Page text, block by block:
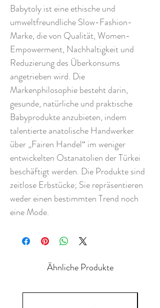
Babytoly ist eine ethische und
umweltfreundliche Slow-Fashion-
Marke, die von Qualität, Women-
Empowerment, Nachhaltigkeit und
Reduzierung des Überkonsums
angetrieben wird. Die
Markenphilosophie besteht darin,
gesunde, natürliche und praktische
Babyprodukte anzubieten, indem
talentierte anatolische Handwerker
über „Fairen Handel“ im weniger
entwickelten Ostanatolien der Türkei
beschäftigt werden. Die Produkte sind
zeitlose Erbstücke; Sie repräsentieren
weder einen bestimmten Trend noch
eine Mode.
Ähnliche Produkte